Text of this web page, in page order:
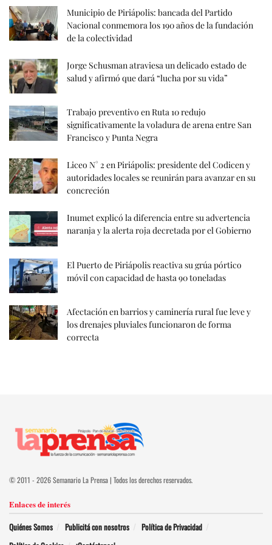
Municipio de Piriápolis: bancada del Partido
Nacional conmemora los 190 años de la fundación
de la colectividad
Jorge Schusman atraviesa un delicado estado de
salud y afirmó que dará “lucha por su vida”
Trabajo preventivo en Ruta 10 redujo
significativamente la voladura de arena entre San
Francisco y Punta Negra
Liceo N° 2 en Piriápolis: presidente del Codicen y
autoridades locales se reunirán para avanzar en su
concreción
Inumet explicó la diferencia entre su advertencia
naranja y la alerta roja decretada por el Gobierno
El Puerto de Piriápolis reactiva su grúa pórtico
móvil con capacidad de hasta 90 toneladas
Afectación en barrios y caminería rural fue leve y
los drenajes pluviales funcionaron de forma
correcta
© 2011 - 2026 Semanario La Prensa | Todos los derechos reservados.
Enlaces de interés
Quiénes Somos Publicitá con nosotros
Política de Privacidad